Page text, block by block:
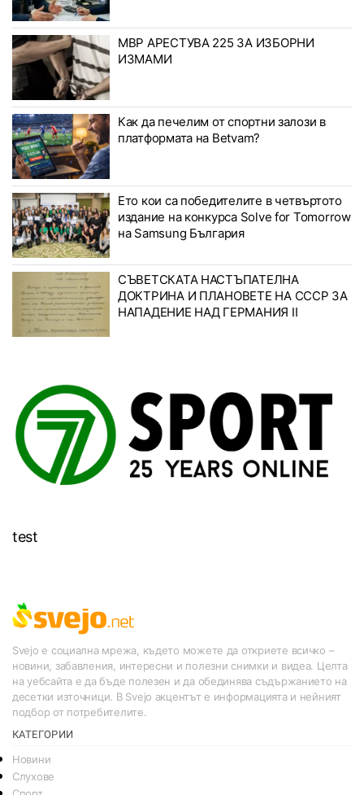
МВР АРЕСТУВА 225 ЗА ИЗБОРНИ
ИЗМАМИ
Как да печелим от спортни залози в
платформата на Betvam?
Ето кои са победителите в четвъртото
издание на конкурса Solve for Tomorrow
на Samsung България
СЪВЕТСКАТА НАСТЪПАТЕЛНА
ДОКТРИНА И ПЛАНОВЕТЕ НА СССР ЗА
НАПАДЕНИЕ НАД ГЕРМАНИЯ II
test
Svejo е социална мрежа, където можете да откриете всичко –
новини, забавления, интересни и полезни снимки и видеа. Целта
на уебсайта е да бъде полезен и да обединява съдържанието на
десетки източници. В Svejo акцентът е информацията и нейният
подбор от потребителите.
КАТЕГОРИИ
Новини
Слухове